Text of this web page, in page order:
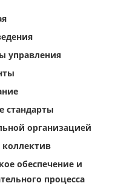
управления
стандарты
организацией
коллектив
обеспечение и
процесса